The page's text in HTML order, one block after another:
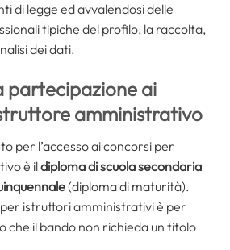
di legge ed avvalendosi delle
tipiche del profilo, la raccolta,
dei dati.
partecipazione ai
amministrativo
per l’accesso ai concorsi per
è ildiploma di scuola secondaria
(diploma di maturità).
per istruttori amministrativi è per
che il bando non richieda un titolo